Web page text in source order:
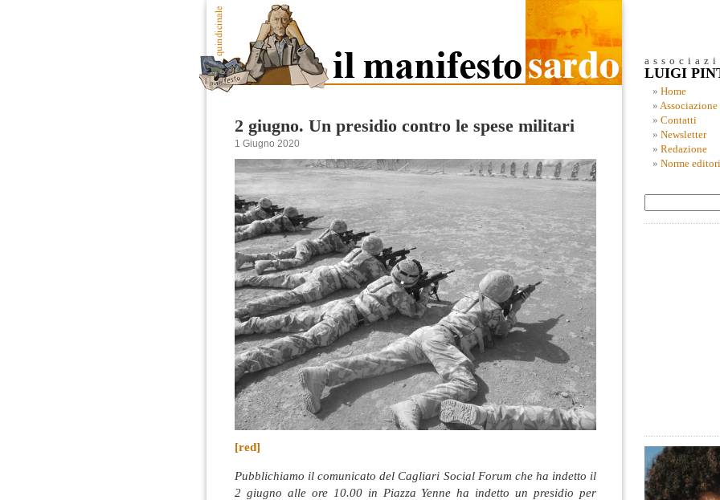
2 giugno. Un presidio contro le spese militari
1 Giugno 2020
[red]
Pubblichiamo il comunicato del Cagliari Social Forum che ha indetto il
2 giugno alle ore 10.00 in Piazza Yenne ha indetto un presidio per
LUIGI
Home
Associazione
Contatti
Newsletter
Redazione
Norme